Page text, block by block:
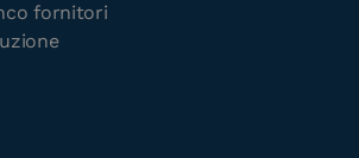
fornitori